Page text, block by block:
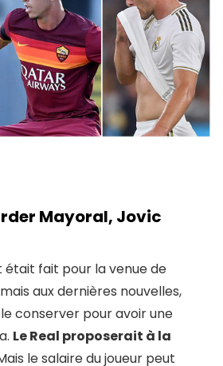
Mayoral, Jovic
était fait pour la venue de
aux dernières nouvelles,
conserver pour avoir une
Le Real proposerait à la
le salaire du joueur peut